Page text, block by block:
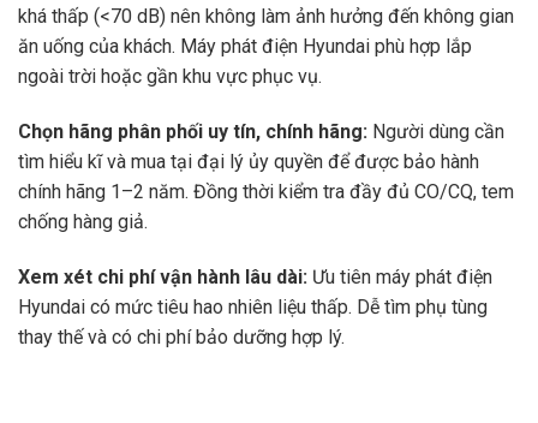
khá thấp (<70 dB) nên không làm ảnh hưởng đến không gian
ăn uống của khách. Máy phát điện Hyundai phù hợp lắp
ngoài trời hoặc gần khu vực phục vụ.
Chọn hãng phân phối uy tín, chính hãng: Người dùng cần
tìm hiểu kĩ và mua tại đại lý ủy quyền để được bảo hành
chính hãng 1–2 năm. Đồng thời kiểm tra đầy đủ CO/CQ, tem
chống hàng giả.
Xem xét chi phí vận hành lâu dài: Ưu tiên máy phát điện
Hyundai có mức tiêu hao nhiên liệu thấp. Dễ tìm phụ tùng
thay thế và có chi phí bảo dưỡng hợp lý.